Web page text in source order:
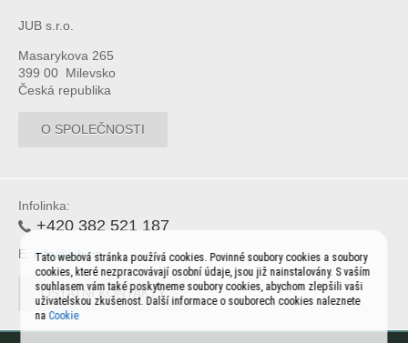
JUB s.r.o.
Masarykova 265
399 00 Milevsko
Česká republika
O SPOLEČNOSTI
Infolinka:
+420 382 521 187
E: info@jub.cz
OSTATNÍ KONTAKTY
Tato webová stránka používá cookies. Povinné soubory cookies a soubory
cookies, které nezpracovávají osobní údaje, jsou již nainstalovány. S vaším
souhlasem vám také poskytneme soubory cookies, abychom zlepšili vaši
uživatelskou zkušenost. Další informace o souborech cookies naleznete
na Cookie